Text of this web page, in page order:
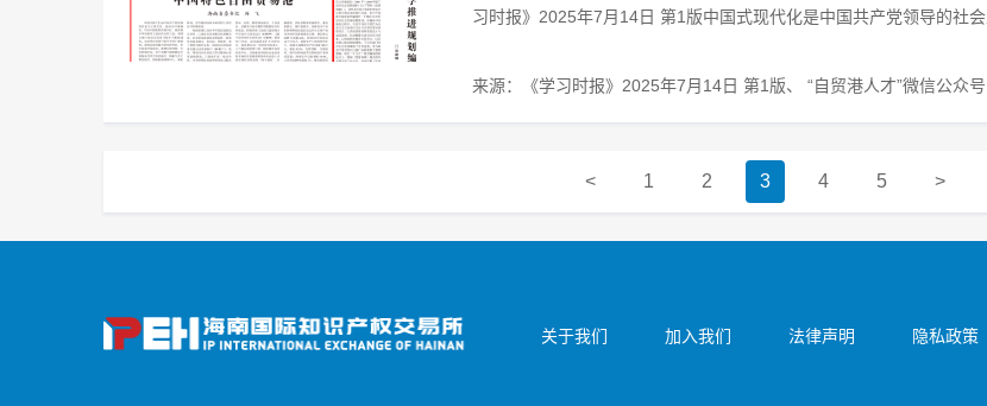
习时报》2025年7月14日 第1版中国式现代化是中国共产党领导的社
来源：《学习时报》2025年7月14日 第1版、 “自贸港人才”微信公众号
< 1 2 3 4 5 >
关于我们 加入我们 法律声明 隐私政策